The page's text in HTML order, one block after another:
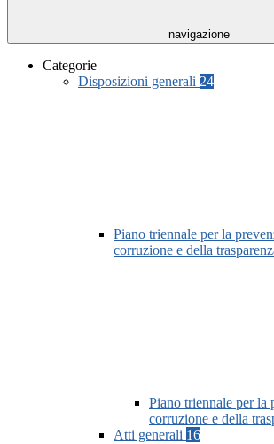
navigazione
Categorie
Disposizioni generali 24
Piano triennale per la
corruzione e della
Piano triennale per la
corruzione e della
Atti generali 16